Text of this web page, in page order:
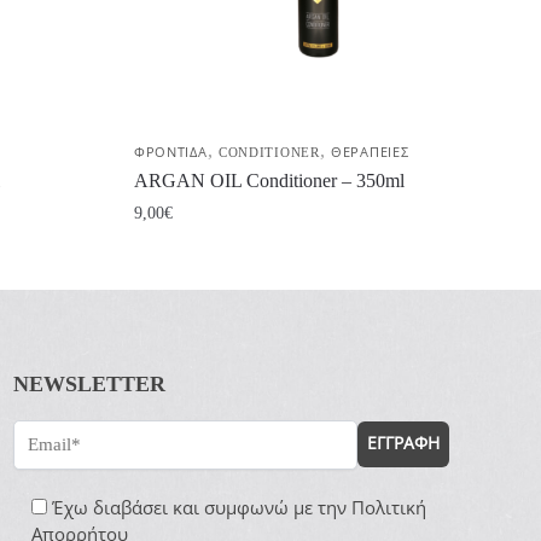
ΦΡΟΝΤΙΔΑ, CONDITIONER ,ΘΕΡΑΠΕΙΕΣ
ARGAN OIL Conditioner – 350ml
9,00€
NEWSLETTER
ΕΓΓΡΑΦΗ
Έχω διαβάσει και συμφωνώ με την Πολιτική
Απορρήτου